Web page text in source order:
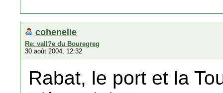
cohenelie
Re: vall?e du Bouregreg
30 août 2004, 12:32
Rabat, le port et la